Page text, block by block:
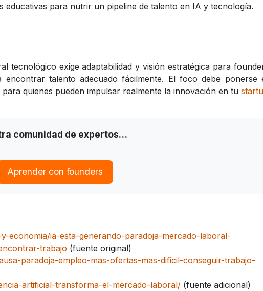
educativas para nutrir un pipeline de talento en IA y tecnología.
tecnológico exige adaptabilidad y visión estratégica para
encontrar talento adecuado fácilmente. El foco debe ponerse
quienes pueden impulsar realmente la innovación en tu
comunidad de expertos…
Aprender con founders
economia/ia-esta-generando-paradoja-mercado-laboral-
trabajo (fuente original)
paradoja-empleo-mas-ofertas-mas-dificil-conseguir-trabajo-
artificial-transforma-el-mercado-laboral/ (fuente adicional)